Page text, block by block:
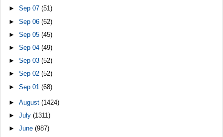
►Sep 07(51)
►Sep 06(62)
►Sep 05(45)
►Sep 04(49)
►Sep 03(52)
►Sep 02(52)
►Sep 01(68)
►August(1424)
►July(1311)
►June(987)